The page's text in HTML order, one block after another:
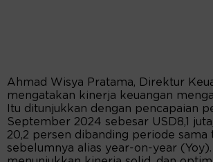
Ahmad Wisya Pratama, Direktur
mengatakan kinerja keuangan
Itu ditunjukkan dengan pencapaian
September 2024 sebesar USD8,1
20,2 persen dibanding periode sama
sebelumnya alias year-on-year